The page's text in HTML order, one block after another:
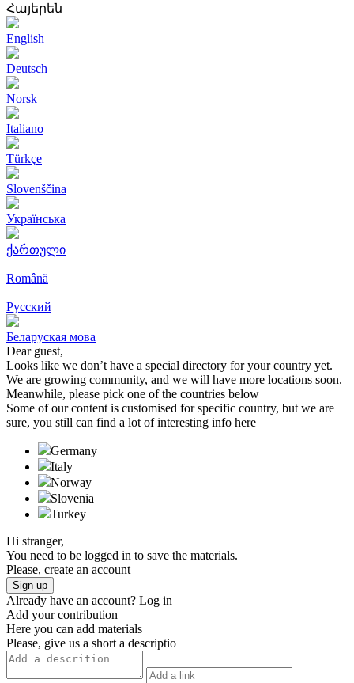
Հայերեն
English
Deutsch
Norsk
Italiano
Türkçe
Slovenščina
Українська
ქართული
Română
Русский
Беларуская мова
Dear guest,
Looks like we don’t have a special directory for your country yet.
We are growing community, and we will have more locations soon.
Meanwhile, please pick one of the countries below
Some of our content is customised for specific country, but we are
sure, you still can find a lot of interesting info here
Germany
Italy
Norway
Slovenia
Turkeу
Hi stranger,
You need to be logged in to save the materials.
Please, create an account
Sign up
Already have an account? Log in
Add your contribution
Here you can add materials
Please, give us a short a descriptio